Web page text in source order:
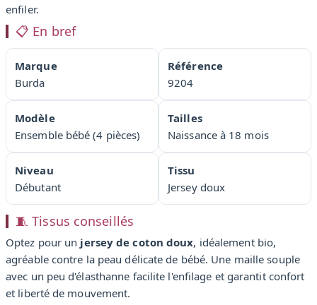
enfiler.
📋 En bref
Marque
Burda
Référence
9204
Modèle
Ensemble bébé (4 pièces)
Tailles
Naissance à 18 mois
Niveau
Débutant
Tissu
Jersey doux
🧵 Tissus conseillés
Optez pour un jersey de coton doux, idéalement bio,
agréable contre la peau délicate de bébé. Une maille souple
avec un peu d'élasthanne facilite l'enfilage et garantit confort
et liberté de mouvement.